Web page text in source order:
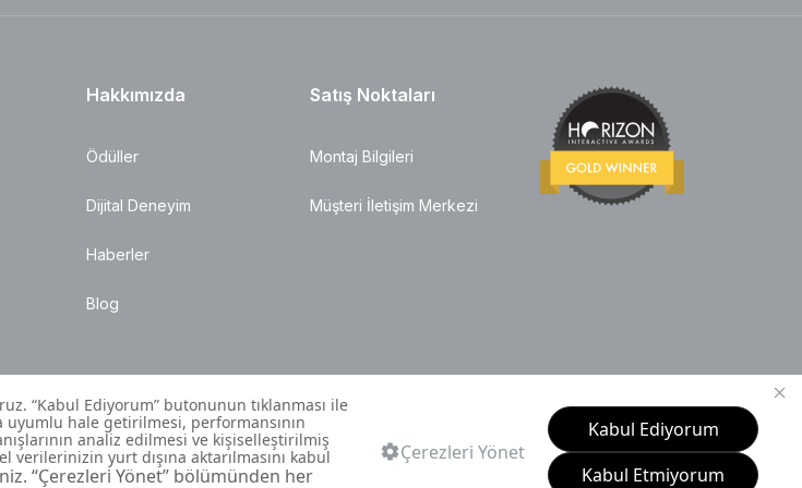
Hakkımızda
Ödüller
Dijital Deneyim
Haberler
Blog
Satış Noktaları
Montaj Bilgileri
Müşteri İletişim Merkezi